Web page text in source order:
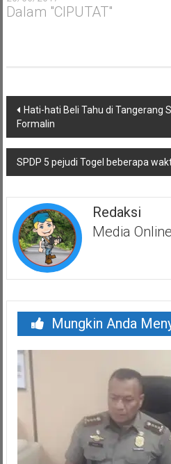
Dalam "CIPUTAT"
Navigasi
pos
Hati-hati Beli Tahu di Tangerang
Formalin
SPDP 5 pejudi Togel beberapa
Redaksi
Media Online
Mungkin Anda